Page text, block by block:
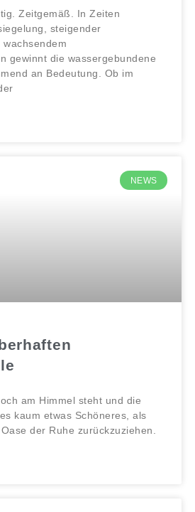
Zeitgemäß. In Zeiten
steigender
gewinnt die wassergebundene
an Bedeutung. Ob im
NEWS
am Himmel steht und die
kaum etwas Schöneres, als
der Ruhe zurückzuziehen.